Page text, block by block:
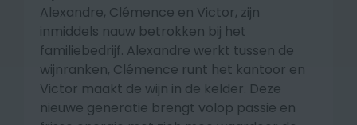
Alexandre, Clémence en Victor, zijn
inmiddels nauw betrokken bij het
familiebedrijf. Alexandre werkt tussen de
wijnranken, Clémence runt het kantoor en
Victor maakt de wijn in de kelder. Deze
nieuwe generatie brengt volop passie en